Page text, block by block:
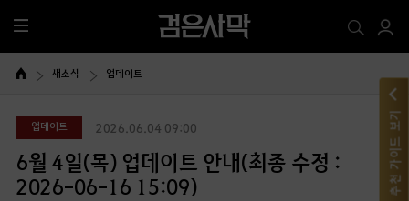
전
체
메
새소식 업데이트
업데이트 2026.06.04 09:00
6월 4일(목) 업데이트 안내(최종 수정 :
2026-06-16 15:09)
추천 가이드 보기